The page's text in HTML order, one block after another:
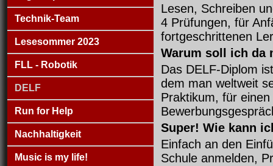
Technik-Team
Lesesommer 2023
FLL - Robotik
DELF
Run for Help
Nachhaltigkeit
Music is my life!
Lesen, Schreiben
4 Prüfungen, für
fortgeschrittenen
Warum soll ich da
Das DELF-Diplom
dem man weltweit
Praktikum, für
Super! Wie kann
Einfach an den
Schule anmelden,